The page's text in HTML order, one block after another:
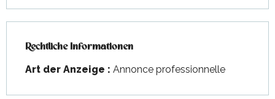
Rechtliche Informationen
Rechtliche Informationen
Art der Anzeige : Annonce professionnelle